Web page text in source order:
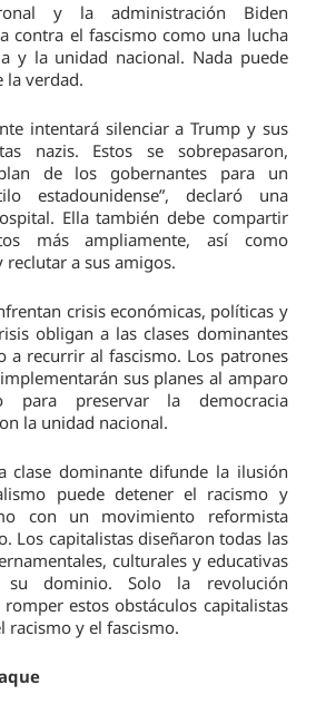
y la administración Biden
contra el fascismo como una lucha
y la unidad nacional. Nada puede
la verdad.
intentará silenciar a Trump y sus
nazis. Estos se sobrepasaron,
de los gobernantes para un
estadounidense”, declaró una
Ella también debe compartir
más ampliamente, así como
reclutar a sus amigos.
crisis económicas, políticas y
obligan a las clases dominantes
a recurrir al fascismo. Los patrones
sus planes al amparo
para preservar la democracia
la unidad nacional.
clase dominante difunde la ilusión
puede detener el racismo y
con un movimiento reformista
Los capitalistas diseñaron todas las
culturales y educativas
su dominio. Solo la revolución
estos obstáculos capitalistas
racismo y el fascismo.